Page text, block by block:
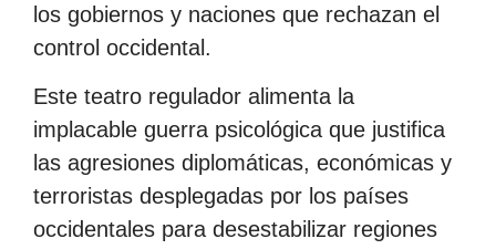
los gobiernos y naciones que rechazan el
control occidental.
Este teatro regulador alimenta la
implacable guerra psicológica que justifica
las agresiones diplomáticas, económicas y
terroristas desplegadas por los países
occidentales para desestabilizar regiones